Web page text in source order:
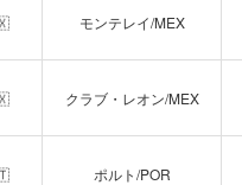
モンテレイ/MEX
クラブ・レオン/MEX
ポルト/POR